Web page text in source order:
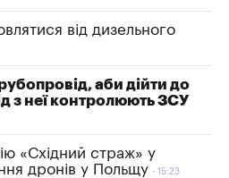
від дизельного
аби дійти до
з неї контролюють ЗСУ
«Східний страж» у
дронів у Польщу
15:23